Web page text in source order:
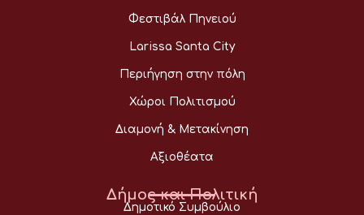
Φεστιβάλ Πηνειού
Larissa Santa City
Περιήγηση στην πόλη
Χώροι Πολιτισμού
Διαμονή & Μετακίνηση
Αξιοθέατα
Δήμος και Πολιτική
Δημοτικό Συμβούλιο